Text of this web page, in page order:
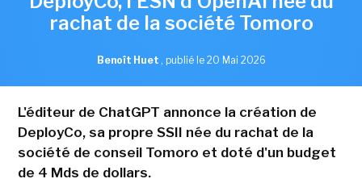
rachat de la société Tomoro
Benoît Huet , publié le 20 Mai 2026
L'éditeur de ChatGPT annonce la création de
DeployCo, sa propre SSII née du rachat de la
société de conseil Tomoro et doté d'un budget
de 4 Mds de dollars.